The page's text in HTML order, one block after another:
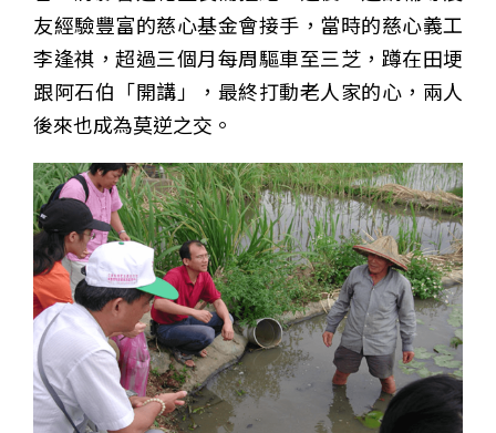
友經驗豐富的慈心基金會接手，當時的慈心義工
李逢祺，超過三個月每周驅車至三芝，蹲在田埂
跟阿石伯「開講」，最終打動老人家的心，兩人
後來也成為莫逆之交。